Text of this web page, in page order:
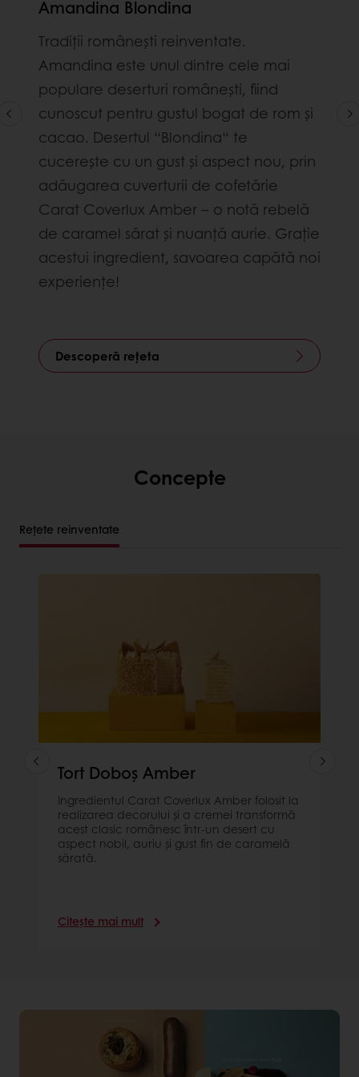
Amandina Blondina
Tradiții românești reinventate.
Amandina este unul dintre cele mai
populare deserturi românești, fiind
cunoscut pentru gustul bogat de rom și
cacao. Desertul “Blondina“ te
cucerește cu un gust și aspect nou, prin
adăugarea cuverturii de cofetărie
Carat Coverlux Amber – o notă rebelă
de caramel sărat și nuanță aurie. Grație
acestui ingredient, savoarea capătă noi
experiențe!
Descoperă rețeta
Concepte
Rețete reinventate
Tort Doboș Amber
Ingredientul Carat Coverlux Amber folosit la
realizarea decorului și a cremei transformă
acest clasic românesc într-un desert cu
aspect nobil, auriu și gust fin de caramelă
sărată.
Citește mai mult